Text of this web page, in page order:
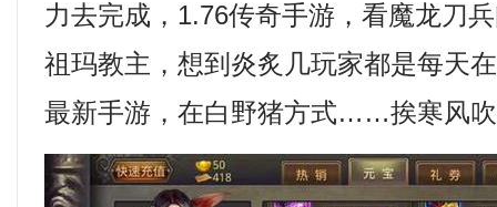
力去完成，1.76传奇手游，看魔龙刀
祖玛教主，想到炎炙几玩家都是每天
最新手游，在白野猪方式……挨寒风